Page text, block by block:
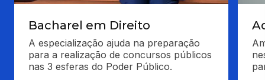
Bacharel em Direito
A especialização ajuda na preparação
para a realização de concursos públicos
nas 3 esferas do Poder Público.